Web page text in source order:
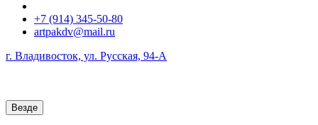
+7 (914) 345-50-80
artpakdv@mail.ru
г. Владивосток, ул. Русская, 94-А
Везде